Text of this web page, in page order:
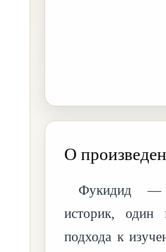
О
Фукидид —
историк, один
подхода к